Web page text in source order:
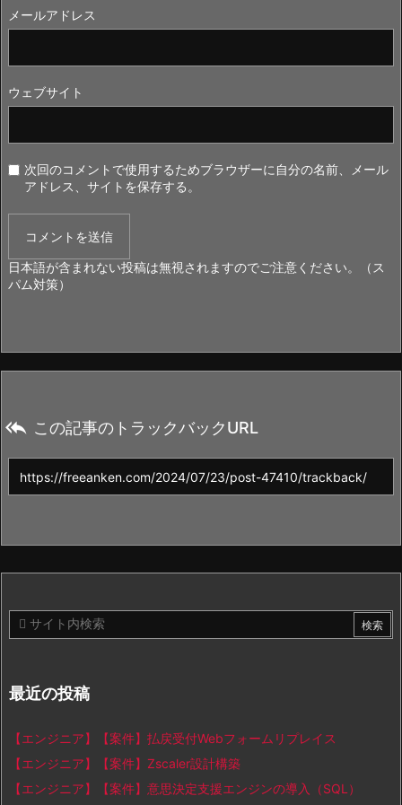
メールアドレス
ウェブサイト
次回のコメントで使用するためブラウザーに自分の名前、メール
アドレス、サイトを保存する。
日本語が含まれない投稿は無視されますのでご注意ください。（ス
パム対策）
 この記事のトラックバックURL
最近の投稿
【エンジニア】【案件】払戻受付Webフォームリプレイス
【エンジニア】【案件】Zscaler設計構築
【エンジニア】【案件】意思決定支援エンジンの導入（SQL）